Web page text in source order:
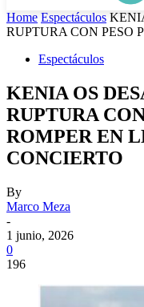
Home Espectáculos
RUPTURA CON PESO
Espectáculos
KENIA OS
RUPTURA
ROMPER EN
CONCIERTO
By
Marco Meza
-
1 junio, 2026
0
196